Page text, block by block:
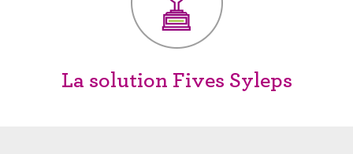
La solution Fives Syleps